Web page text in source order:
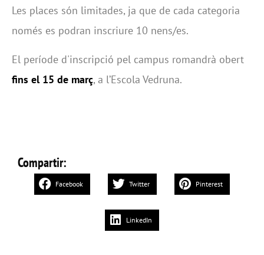
Les places són limitades, ja que de cada categoria
només es podran inscriure 10 nens/es.
El període d'inscripció pel campus romandrà obert
fins el 15 de març, a l’Escola Vedruna.
Compartir:
Facebook Twitter Pinterest
LinkedIn